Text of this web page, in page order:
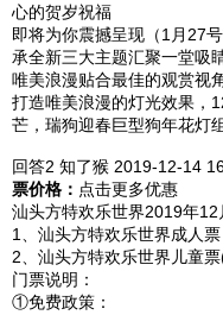
心的贺岁祝福
即将为你震撼呈现（1月27
承全新三大主题汇聚一堂
唯美浪漫贴合最佳的观赏视
打造唯美浪漫的灯光效果，
芒，瑞狗迎春巨型狗年花灯
回答2 知了猴 2019-12-14
票价格： 点击更多优惠
汕头方特欢乐世界2019年
1、汕头方特欢乐世界成人
2、汕头方特欢乐世界儿童
门票说明：
①免费政策：